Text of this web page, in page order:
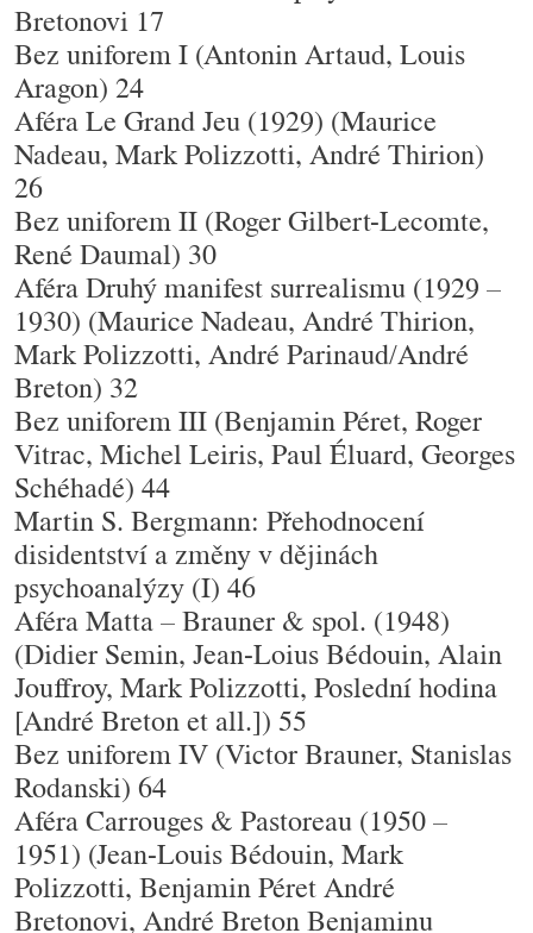
Bretonovi 17
Bez uniforem I (Antonin Artaud, Louis
Aragon) 24
Aféra Le Grand Jeu (1929) (Maurice
Nadeau, Mark Polizzotti, André Thirion)
26
Bez uniforem II (Roger Gilbert-Lecomte,
René Daumal) 30
Aféra Druhý manifest surrealismu (1929 –
1930) (Maurice Nadeau, André Thirion,
Mark Polizzotti, André Parinaud/André
Breton) 32
Bez uniforem III (Benjamin Péret, Roger
Vitrac, Michel Leiris, Paul Éluard, Georges
Schéhadé) 44
Martin S. Bergmann: Přehodnocení
disidentství a změny v dějinách
psychoanalýzy (I) 46
Aféra Matta – Brauner & spol. (1948)
(Didier Semin, Jean-Loius Bédouin, Alain
Jouffroy, Mark Polizzotti, Poslední hodina
[André Breton et all.]) 55
Bez uniforem IV (Victor Brauner, Stanislas
Rodanski) 64
Aféra Carrouges & Pastoreau (1950 –
1951) (Jean-Louis Bédouin, Mark
Polizzotti, Benjamin Péret André
Bretonovi, André Breton Benjaminu